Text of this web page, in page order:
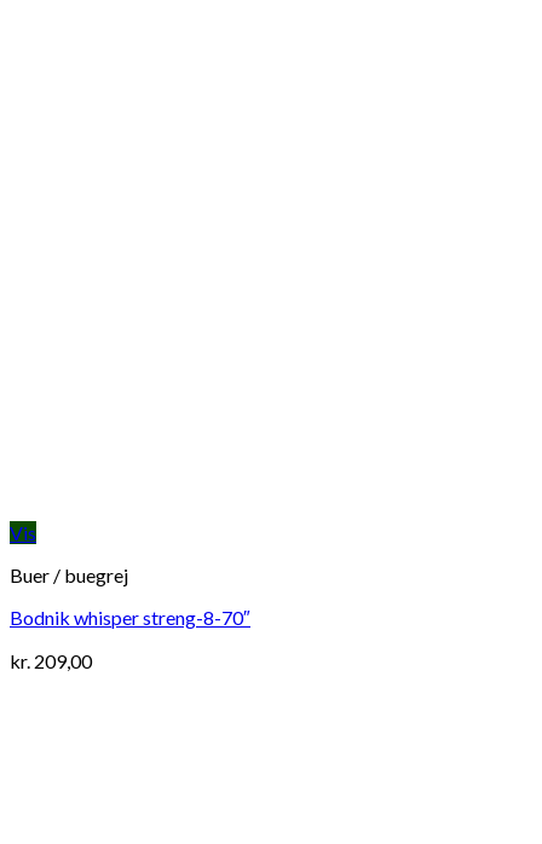
Vis
Buer / buegrej
Bodnik whisper streng-8-70″
kr. 209,00